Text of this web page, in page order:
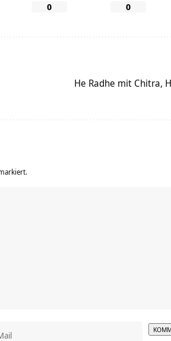
0 0
He Radhe mit Chitra,